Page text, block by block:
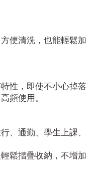
便清洗，也能輕鬆加
性，即使不小心掉落
頻使用。
、通勤、學生上課、
鬆摺疊收納，不增加